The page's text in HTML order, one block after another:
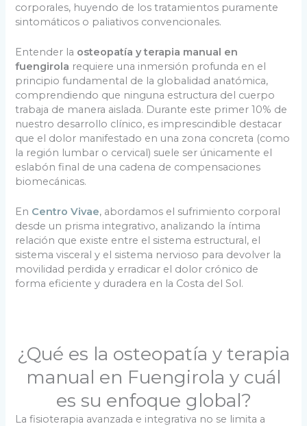
corporales, huyendo de los tratamientos puramente
sintomáticos o paliativos convencionales.
Entender la osteopatía y terapia manual en
fuengirola requiere una inmersión profunda en el
principio fundamental de la globalidad anatómica,
comprendiendo que ninguna estructura del cuerpo
trabaja de manera aislada. Durante este primer 10% de
nuestro desarrollo clínico, es imprescindible destacar
que el dolor manifestado en una zona concreta (como
la región lumbar o cervical) suele ser únicamente el
eslabón final de una cadena de compensaciones
biomecánicas.
En Centro Vivae, abordamos el sufrimiento corporal
desde un prisma integrativo, analizando la íntima
relación que existe entre el sistema estructural, el
sistema visceral y el sistema nervioso para devolver la
movilidad perdida y erradicar el dolor crónico de
forma eficiente y duradera en la Costa del Sol.
¿Qué es la osteopatía y terapia
manual en Fuengirola y cuál
es su enfoque global?
La fisioterapia avanzada e integrativa no se limita a